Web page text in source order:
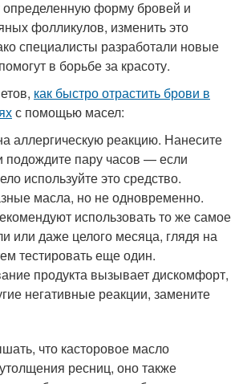
определенную форму бровей и
фолликулов, изменить это
специалисты разработали новые
в борьбе за красоту.
как быстро отрастить брови в
с помощью масел:
аллергическую реакцию. Нанесите
подождите пару часов — если
используйте это средство.
масла, но не одновременно.
использовать то же самое
или даже целого месяца, глядя на
тестировать еще один.
продукта вызывает дискомфорт,
негативные реакции, замените
что касторовое масло
ресниц, оно также